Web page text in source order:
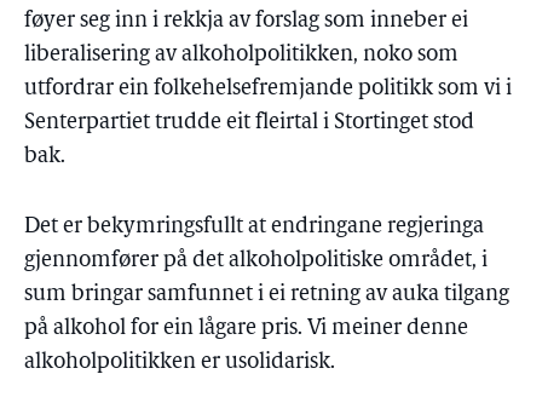
føyer seg inn i rekkja av forslag som inneber ei
liberalisering av alkoholpolitikken, noko som
utfordrar ein folkehelsefremjande politikk som vi i
Senterpartiet trudde eit fleirtal i Stortinget stod
bak.
Det er bekymringsfullt at endringane regjeringa
gjennomfører på det alkoholpolitiske området, i
sum bringar samfunnet i ei retning av auka tilgang
på alkohol for ein lågare pris. Vi meiner denne
alkoholpolitikken er usolidarisk.